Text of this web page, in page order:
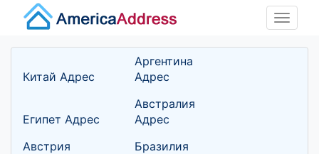
Toggle
Китай Адрес
Аргентина
Адрес
Египет Адрес
Австралия
Адрес
Австрия
Бразилия